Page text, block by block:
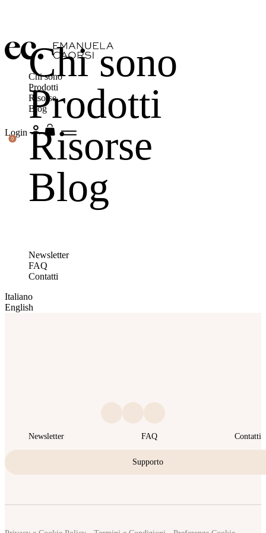
Chi sono
Prodotti
Risorse
Blog
Login
0
Chi sono
Prodotti
Risorse
Blog
Newsletter
FAQ
Contatti
Italiano
English
Newsletter FAQ Contatti
Supporto